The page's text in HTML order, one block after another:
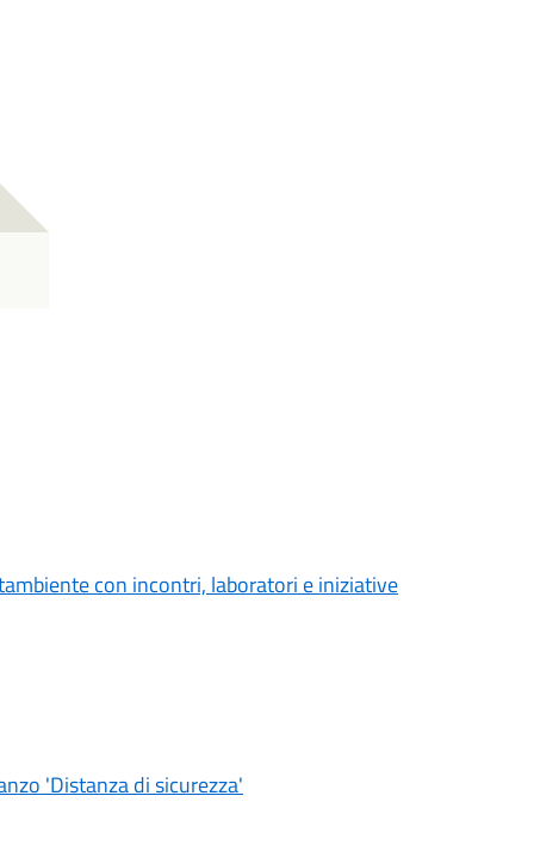
con incontri, laboratori e iniziative
'Distanza di sicurezza'